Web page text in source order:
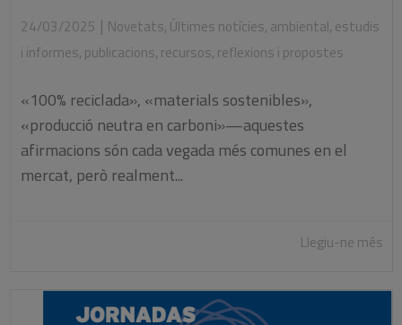
24/03/2025 | Novetats, Últimes notícies, ambiental, estudis
i informes, publicacions, recursos, reflexions i propostes
«100% reciclada», «materials sostenibles»,
«producció neutra en carboni»—aquestes
afirmacions són cada vegada més comunes en el
mercat, però realment...
Llegiu-ne més